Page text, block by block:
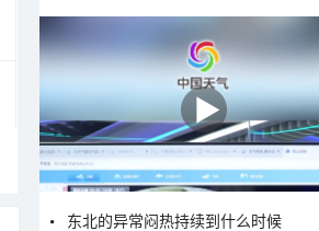
东北的异常闷热持续到什么时候